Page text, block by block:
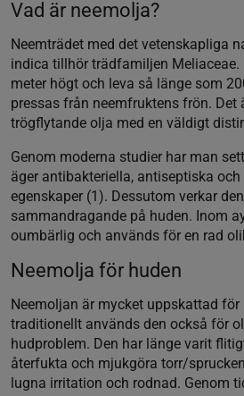
Vad är neemolja?
Neemträdet med det vetenskapliga
indica tillhör trädfamiljen
meter högt och leva så länge som
pressas från neemfruktens frön. Det
trögflytande olja med en väldigt
Genom moderna studier har man
äger antibakteriella, antiseptiska
egenskaper (1). Dessutom verkar
sammandragande på huden. Inom
oumbärlig och används för en rad
Neemolja för huden
Neemoljan är mycket uppskattad för
traditionellt används den också för
hudproblem. Den har länge varit
återfukta och mjukgöra torr/
lugna irritation och rodnad. Genom